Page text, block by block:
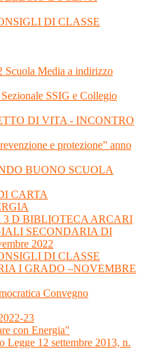
DI CLASSE
Scuola Media a indirizzo
SSIG e Collegio
DI VITA - INCONTRO
e protezione” anno
BUONO SCUOLA
CARTA
3 D BIBLIOTECA ARCARI
SECONDARIA DI
2022
DI CLASSE
I GRADO –NOVEMBRE
Convegno
23
con Energia"
12 settembre 2013, n.